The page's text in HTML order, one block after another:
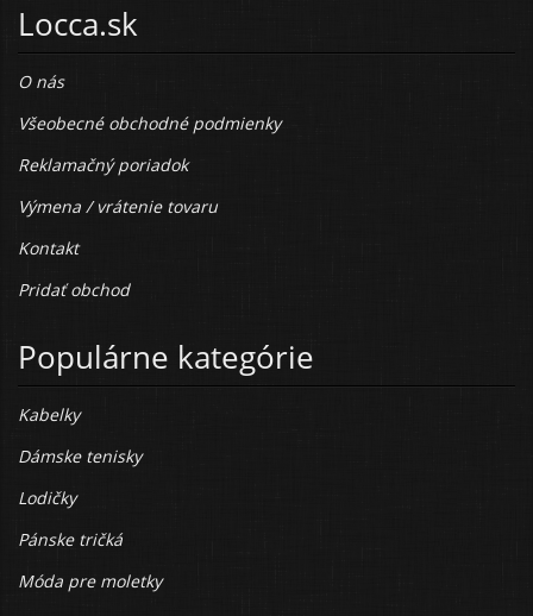
Locca.sk
O nás
Všeobecné obchodné podmienky
Reklamačný poriadok
Výmena / vrátenie tovaru
Kontakt
Pridať obchod
Populárne kategórie
Kabelky
Dámske tenisky
Lodičky
Pánske tričká
Móda pre moletky